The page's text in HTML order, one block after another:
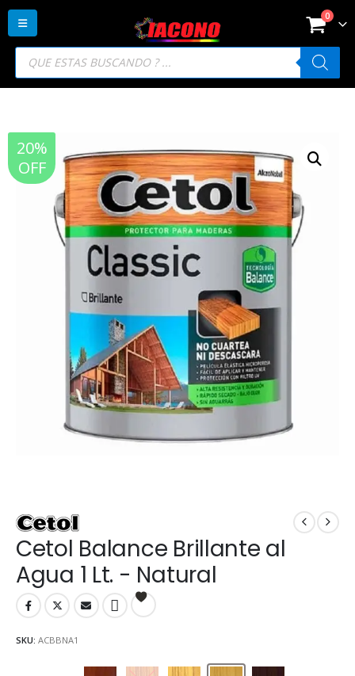
Búsqueda
productos
0
20%
OFF
Cetol Balance Brillante al
Agua 1 Lt. - Natural
SKU: ACBBNA1